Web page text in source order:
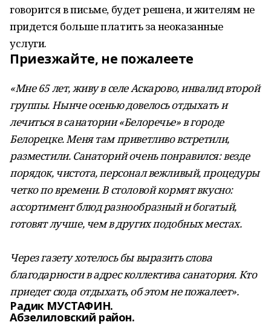
говорится в письме, будет решена, и жителям не
придется больше платить за неоказанные
услуги.
Приезжайте, не пожалеете
«Мне 65 лет, живу в селе Аскарово, инвалид второй
группы. Нынче осенью довелось отдыхать и
лечиться в санатории «Белоречье» в городе
Белорецке. Меня там приветливо встретили,
разместили. Санаторий очень понравился: везде
порядок, чистота, персонал вежливый, процедуры
четко по времени. В столовой кормят вкусно:
ассортимент блюд разнообразный и богатый,
готовят лучше, чем в других подобных местах.
Через газету хотелось бы выразить слова
благодарности в адрес коллектива санатория. Кто
приедет сюда отдыхать, об этом не пожалеет».
Радик МУСТАФИН.
Абзелиловский район.